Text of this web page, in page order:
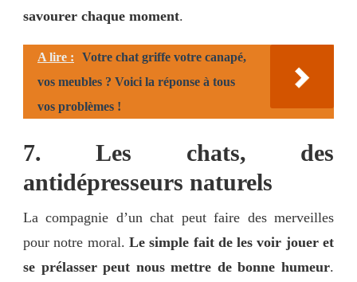
savourer chaque moment.
A lire :
Votre chat griffe votre canapé,
vos meubles ? Voici la réponse à tous
vos problèmes !
7. Les chats, des
antidépresseurs naturels
La compagnie d’un chat peut faire des merveilles
pour notre moral. Le simple fait de les voir jouer et
se prélasser peut nous mettre de bonne humeur.